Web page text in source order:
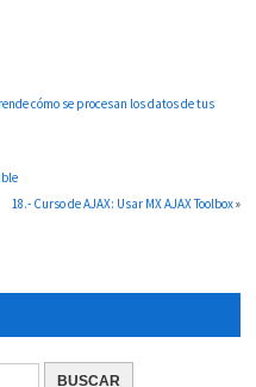
cómo se procesan los datos de tus
18.- Curso de AJAX: Usar MX AJAX Toolbox»